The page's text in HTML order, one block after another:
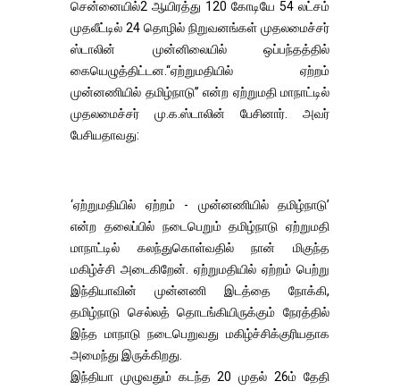
சென்னையில்2 ஆயிரத்து 120 கோடியே 54 லட்சம்
முதலீட்டில் 24 தொழில் நிறுவனங்கள் முதலமைச்சர்
ஸ்டாலின் முன்னிலையில் ஒப்பந்தத்தில்
கையெழுத்திட்டன.‘‘ஏற்றுமதியில் ஏற்றம்
முன்னணியில் தமிழ்நாடு’’ என்ற ஏற்றுமதி மாநாட்டில்
முதலமைச்சர் மு.க.ஸ்டாலின் பேசினார். அவர்
பேசியதாவது:
‘ஏற்றுமதியில் ஏற்றம் - முன்னணியில் தமிழ்நாடு’
என்ற தலைப்பில் நடைபெறும் தமிழ்நாடு ஏற்றுமதி
மாநாட்டில் கலந்துகொள்வதில் நான் மிகுந்த
மகிழ்ச்சி அடைகிறேன். ஏற்றுமதியில் ஏற்றம் பெற்று
இந்தியாவின் முன்னணி இடத்தை நோக்கி,
தமிழ்நாடு செல்லத் தொடங்கியிருக்கும் நேரத்தில்
இந்த மாநாடு நடைபெறுவது மகிழ்ச்சிக்குரியதாக
அமைந்து இருக்கிறது.
இந்தியா முழுவதும் கடந்த 20 முதல் 26ம் தேதி